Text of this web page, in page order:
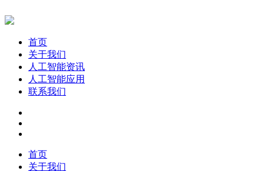
首页
关于我们
人工智能资讯
人工智能应用
联系我们
首页
关于我们